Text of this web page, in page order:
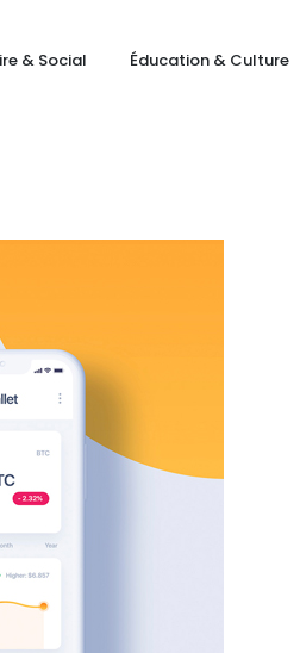
& Social Éducation & Culture